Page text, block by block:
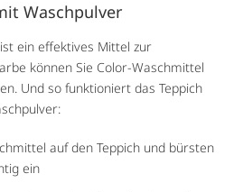
Waschpulver
ein effektives Mittel zur
können Sie Color-Waschmittel
Und so funktioniert das Teppich
auf den Teppich und bürsten
ein